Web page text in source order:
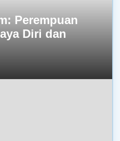
Perempuan
Diri dan